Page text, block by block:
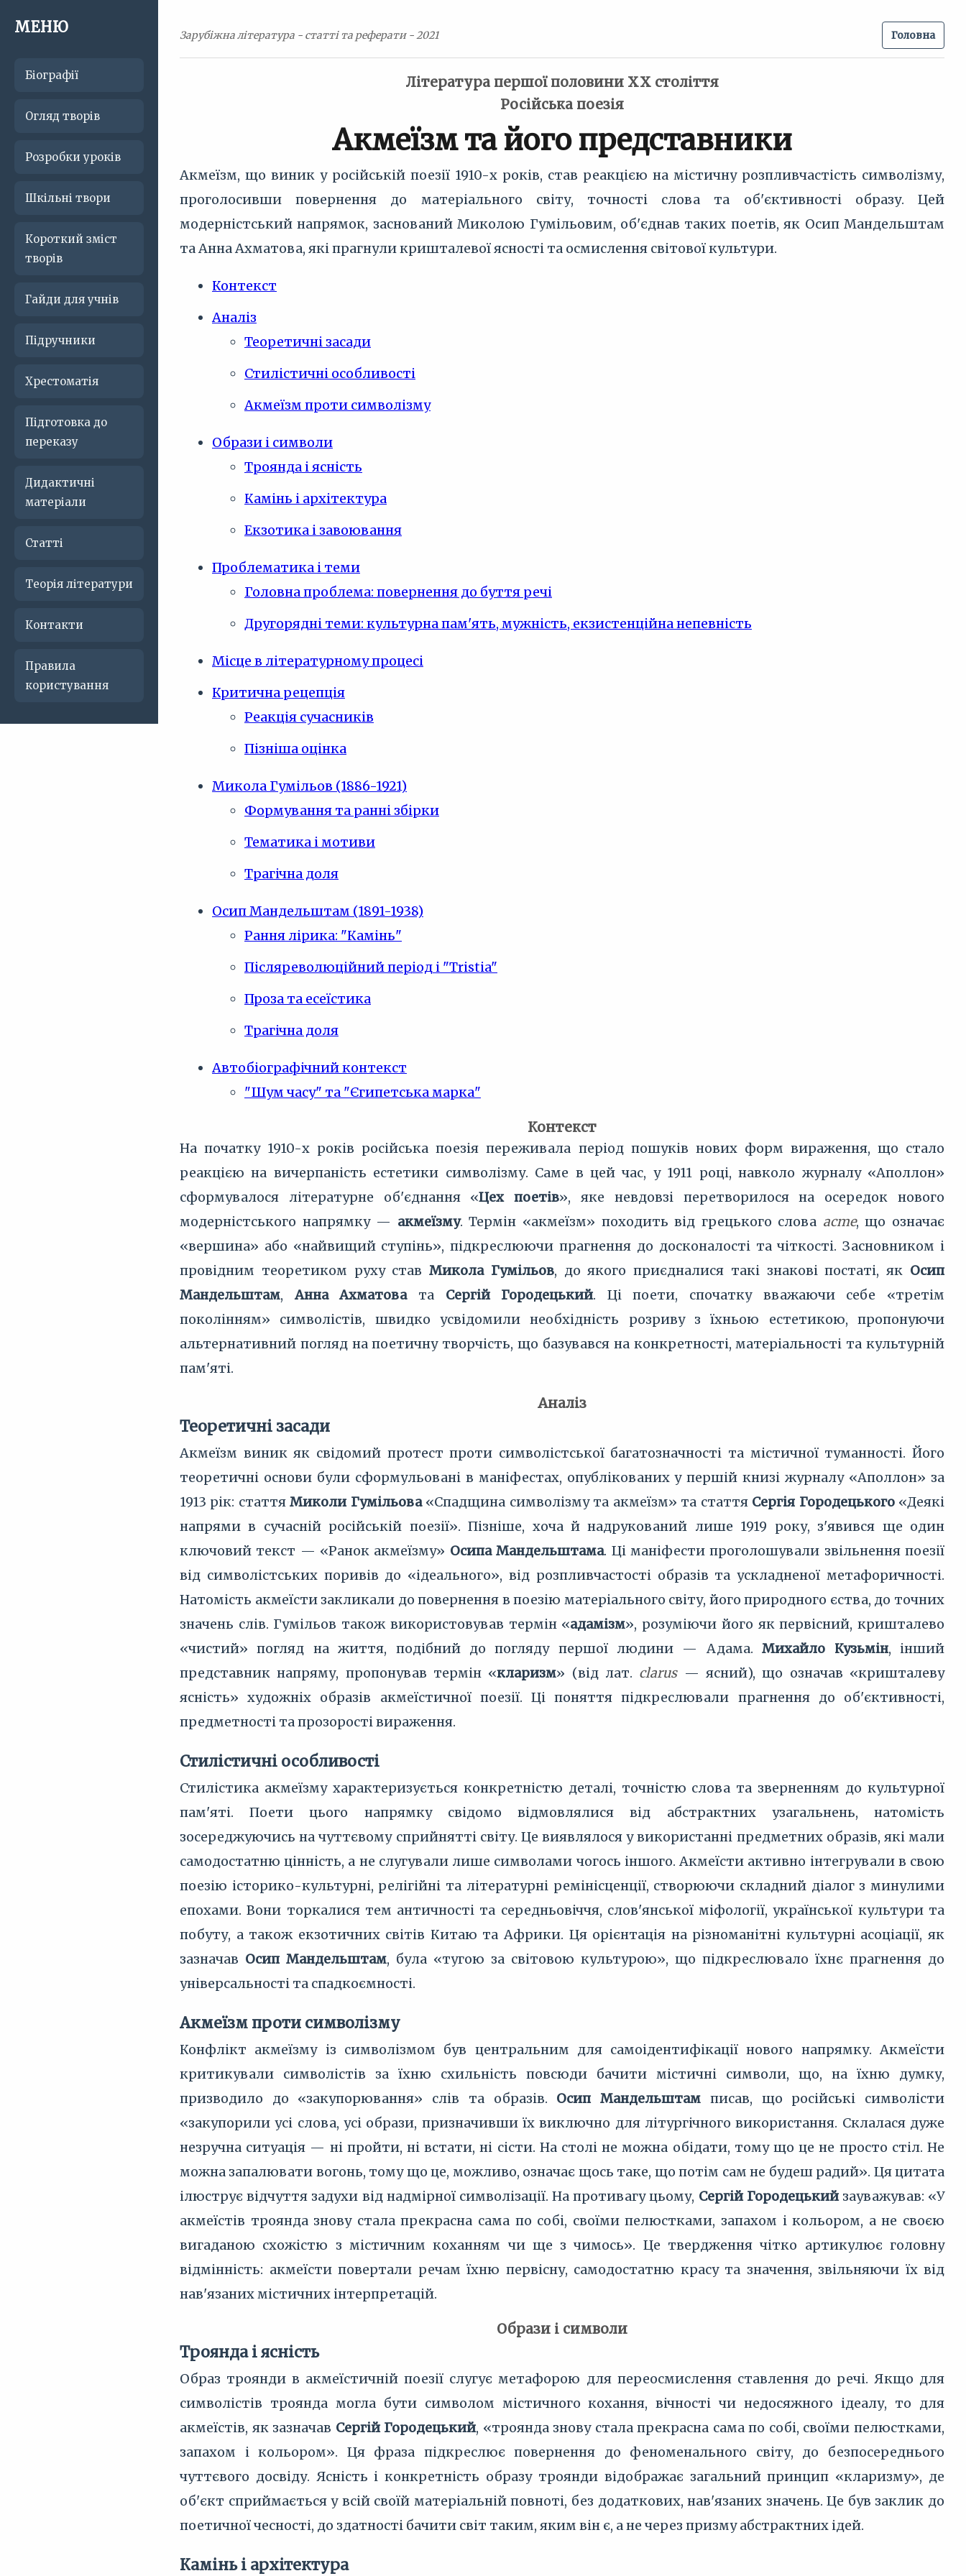
МЕНЮ
Біографії
Огляд творів
Розробки уроків
Шкільні твори
Короткий зміст
творів
Гайди для учнів
Підручники
Хрестоматія
Підготовка до
переказу
Дидактичні
матеріали
Статті
Теорія літератури
Контакти
Правила
користування
Зарубіжна література - статті та реферати - 2021 Головна
Література першої половини ХХ століття
Російська поезія
Акмеїзм та його представники
Акмеїзм, що виник у російській поезії 1910-х років, став реакцією на містичну розпливчастість символізму,
проголосивши повернення до матеріального світу, точності слова та об'єктивності образу. Цей
модерністський напрямок, заснований Миколою Гумільовим, об'єднав таких поетів, як Осип Мандельштам
та Анна Ахматова, які прагнули кришталевої ясності та осмислення світової культури.
Контекст
Аналіз
Теоретичні засади
Стилістичні особливості
Акмеїзм проти символізму
Образи і символи
Троянда і ясність
Камінь і архітектура
Екзотика і завоювання
Проблематика і теми
Головна проблема: повернення до буття речі
Другорядні теми: культурна пам'ять, мужність, екзистенційна непевність
Місце в літературному процесі
Критична рецепція
Реакція сучасників
Пізніша оцінка
Микола Гумільов (1886-1921)
Формування та ранні збірки
Тематика і мотиви
Трагічна доля
Осип Мандельштам (1891-1938)
Рання лірика: "Камінь"
Післяреволюційний період і "Tristia"
Проза та есеїстика
Трагічна доля
Автобіографічний контекст
"Шум часу" та "Єгипетська марка"
Контекст
На початку 1910-х років російська поезія переживала період пошуків нових форм вираження, що стало
реакцією на вичерпаність естетики символізму. Саме в цей час, у 1911 році, навколо журналу «Аполлон»
сформувалося літературне об'єднання «Цех поетів», яке невдовзі перетворилося на осередок нового
модерністського напрямку — акмеїзму. Термін «акмеїзм» походить від грецького слова acme, що означає
«вершина» або «найвищий ступінь», підкреслюючи прагнення до досконалості та чіткості. Засновником і
провідним теоретиком руху ставМикола Гумільов, до якого приєдналися такі знакові постаті, як Осип
Мандельштам,Анна Ахматовата Сергій Городецький. Ці поети, спочатку вважаючи себе «третім
поколінням» символістів, швидко усвідомили необхідність розриву з їхньою естетикою, пропонуючи
альтернативний погляд на поетичну творчість, що базувався на конкретності, матеріальності та культурній
пам'яті.
Аналіз
Теоретичні засади
Акмеїзм виник як свідомий протест проти символістської багатозначності та містичної туманності. Його
теоретичні основи були сформульовані в маніфестах, опублікованих у першій книзі журналу «Аполлон» за
1913 рік: статтяМиколи Гумільова«Спадщина символізму та акмеїзм» та стаття Сергія Городецького«Деякі
напрями в сучасній російській поезії». Пізніше, хоча й надрукований лише 1919 року, з'явився ще один
ключовий текст — «Ранок акмеїзму» Осипа Мандельштама. Ці маніфести проголошували звільнення поезії
від символістських поривів до «ідеального», від розпливчастості образів та ускладненої метафоричності.
Натомість акмеїсти закликали до повернення в поезію матеріального світу, його природного єства, до точних
значень слів. Гумільов також використовував термін «адамізм», розуміючи його як первісний, кришталево
«чистий» погляд на життя, подібний до погляду першої людини — Адама.Михайло Кузьмін, інший
представник напряму, пропонував термін «кларизм» (від лат. clarus— ясний), що означав «кришталеву
ясність» художніх образів акмеїстичної поезії. Ці поняття підкреслювали прагнення до об'єктивності,
предметності та прозорості вираження.
Стилістичні особливості
Стилістика акмеїзму характеризується конкретністю деталі, точністю слова та зверненням до культурної
пам'яті. Поети цього напрямку свідомо відмовлялися від абстрактних узагальнень, натомість
зосереджуючись на чуттєвому сприйнятті світу. Це виявлялося у використанні предметних образів, які мали
самодостатню цінність, а не слугували лише символами чогось іншого. Акмеїсти активно інтегрували в свою
поезію історико-культурні, релігійні та літературні ремінісценції, створюючи складний діалог з минулими
епохами. Вони торкалися тем античності та середньовіччя, слов'янської міфології, української культури та
побуту, а також екзотичних світів Китаю та Африки. Ця орієнтація на різноманітні культурні асоціації, як
зазначав Осип Мандельштам, була «тугою за світовою культурою», що підкреслювало їхнє прагнення до
універсальності та спадкоємності.
Акмеїзм проти символізму
Конфлікт акмеїзму із символізмом був центральним для самоідентифікації нового напрямку. Акмеїсти
критикували символістів за їхню схильність повсюди бачити містичні символи, що, на їхню думку,
призводило до «закупорювання» слів та образів. Осип Мандельштам писав, що російські символісти
«закупорили усі слова, усі образи, призначивши їх виключно для літургічного використання. Склалася дуже
незручна ситуація — ні пройти, ні встати, ні сісти. На столі не можна обідати, тому що це не просто стіл. Не
можна запалювати вогонь, тому що це, можливо, означає щось таке, що потім сам не будеш радий». Ця цитата
ілюструє відчуття задухи від надмірної символізації. На противагу цьому, Сергій Городецькийзауважував: «У
акмеїстів троянда знову стала прекрасна сама по собі, своїми пелюстками, запахом і кольором, а не своєю
вигаданою схожістю з містичним коханням чи ще з чимось». Це твердження чітко артикулює головну
відмінність: акмеїсти повертали речам їхню первісну, самодостатню красу та значення, звільняючи їх від
нав'язаних містичних інтерпретацій.
Образи і символи
Троянда і ясність
Образ троянди в акмеїстичній поезії слугує метафорою для переосмислення ставлення до речі. Якщо для
символістів троянда могла бути символом містичного кохання, вічності чи недосяжного ідеалу, то для
акмеїстів, як зазначав Сергій Городецький, «троянда знову стала прекрасна сама по собі, своїми пелюстками,
запахом і кольором». Ця фраза підкреслює повернення до феноменального світу, до безпосереднього
чуттєвого досвіду. Ясність і конкретність образу троянди відображає загальний принцип «кларизму», де
об'єкт сприймається у всій своїй матеріальній повноті, без додаткових, нав'язаних значень. Це був заклик до
поетичної чесності, до здатності бачити світ таким, яким він є, а не через призму абстрактних ідей.
Камінь і архітектура